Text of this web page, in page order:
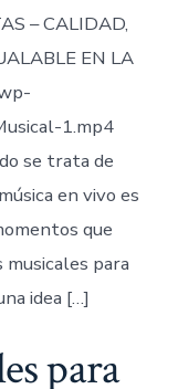
– CALIDAD,
EN LA
1.mp4
se trata de
en vivo es
que
para
idea […]
para